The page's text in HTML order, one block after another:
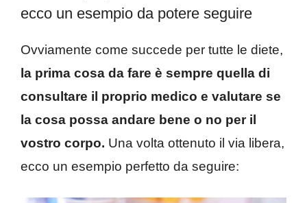
ecco un esempio da potere seguire
Ovviamente come succede per tutte le diete,
la prima cosa da fare è sempre quella di
consultare il proprio medico e valutare se
la cosa possa andare bene o no per il
vostro corpo. Una volta ottenuto il via libera,
ecco un esempio perfetto da seguire: